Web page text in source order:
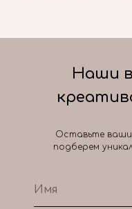
Наши
Оставьте ваши
подберем